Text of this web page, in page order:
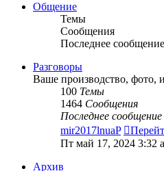
Общение
Темы
Сообщения
Последнее сообщение
Разговоры
Ваше производство, фото,
100 Темы
1464 Сообщения
Последнее сообщение
mir2017lnuaP
Пт май 17, 2024 3:32
Архив